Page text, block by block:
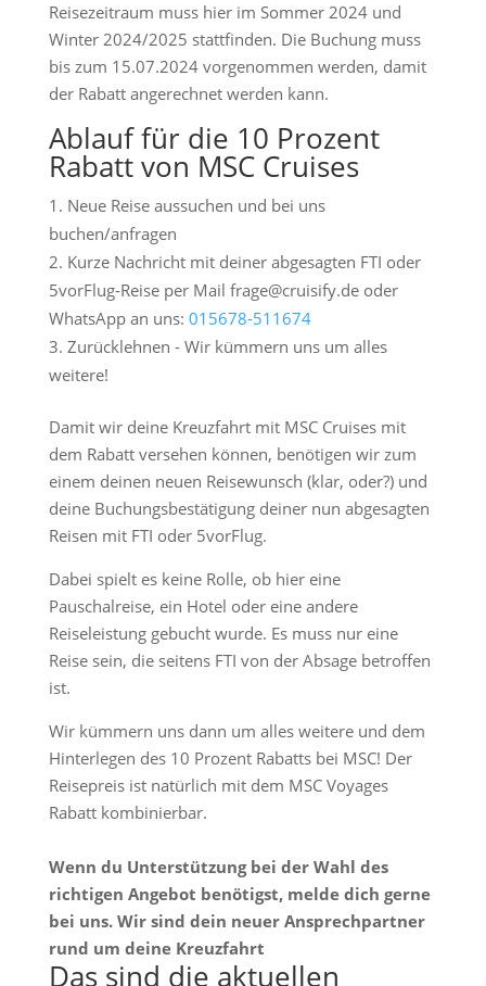
Reisezeitraum muss hier im Sommer 2024 und
Winter 2024/2025 stattfinden. Die Buchung muss
bis zum 15.07.2024 vorgenommen werden, damit
der Rabatt angerechnet werden kann.
Ablauf für die 10 Prozent
Rabatt von MSC Cruises
Neue Reise aussuchen und bei uns
buchen/anfragen
Kurze Nachricht mit deiner abgesagten FTI oder
5vorFlug-Reise per Mail frage@cruisify.de oder
WhatsApp an uns: 015678-511674
Zurücklehnen - Wir kümmern uns um alles
weitere!
Damit wir deine Kreuzfahrt mit MSC Cruises mit
dem Rabatt versehen können, benötigen wir zum
einem deinen neuen Reisewunsch (klar, oder?) und
deine Buchungsbestätigung deiner nun abgesagten
Reisen mit FTI oder 5vorFlug.
Dabei spielt es keine Rolle, ob hier eine
Pauschalreise, ein Hotel oder eine andere
Reiseleistung gebucht wurde. Es muss nur eine
Reise sein, die seitens FTI von der Absage betroffen
ist.
Wir kümmern uns dann um alles weitere und dem
Hinterlegen des 10 Prozent Rabatts bei MSC! Der
Reisepreis ist natürlich mit dem MSC Voyages
Rabatt kombinierbar.
Wenn du Unterstützung bei der Wahl des
richtigen Angebot benötigst, melde dich gerne
bei uns. Wir sind dein neuer Ansprechpartner
rund um deine Kreuzfahrt
Das sind die aktuellen